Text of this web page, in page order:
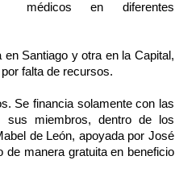
médicos en diferentes
Santiago y otra en la Capital,
falta de recursos.
Se financia solamente con las
sus miembros, dentro de los
de León, apoyada por José
de manera gratuita en beneficio